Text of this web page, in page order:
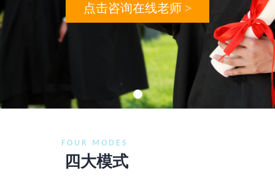
四大模式
FOUR MODES
点击咨询在线老师 >